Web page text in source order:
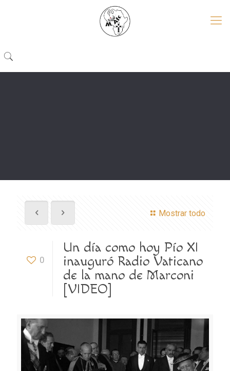
Mostrar todo
0
Un día como hoy Pío XI
inauguró Radio Vaticano
de la mano de Marconi
[VIDEO]